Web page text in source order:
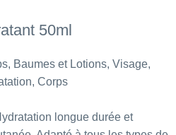
50ml
, Baumes et Lotions, Visage,
, Corps
longue durée et